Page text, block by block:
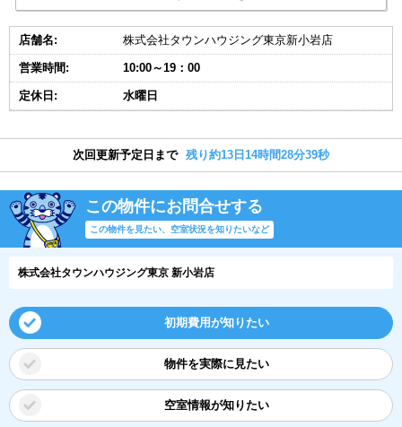
店舗名: 株式会社タウンハウジング東京新小岩店
営業時間: 10:00～19：00
定休日: 水曜日
次回更新予定日まで 残り約13日14時間28分38秒
この物件にお問合せする
この物件を見たい、空室状況を知りたいなど
株式会社タウンハウジング東京 新小岩店
初期費用が知りたい
物件を実際に見たい
空室情報が知りたい